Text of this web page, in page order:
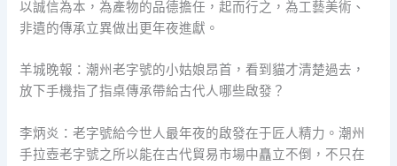
以誠信為本，為產物的品德擔任，起而行之，為工藝美術、
非遺的傳承立異做出更年夜進獻。
羊城晚報：潮州老字號的小姑娘昂首，看到貓才清楚過去，
放下手機指了指桌傳承帶給古代人哪些啟發？
李炳炎：老字號給今世人最年夜的啟發在于匠人精力。潮州
手拉壺老字號之所以能在古代貿易市場中矗立不倒，不只在